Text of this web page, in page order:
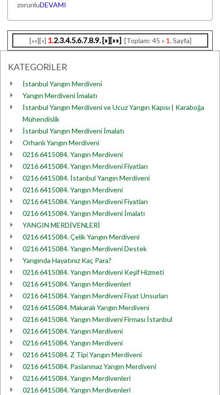
zorunluDEVAMI
[««][«] 1.2.3.4.5.6.7.8.9.[»][»»] [Toplam: 45 » 1.Sayfa]
KATEGORİLER
İstanbul Yangın Merdiveni
Yangın Merdiveni İmalatı
İstanbul Yangın Merdiveni ve Ucuz Yangın Kapısı | Karaboğa
Mühendislik
İstanbul Yangın Merdiveni İmalatı
Orhanlı Yangın Merdiveni
0216 6415084. Yangın Merdiveni
0216 6415084. Yangın Merdiveni Fiyatları
0216 6415084. İstanbul Yangın Merdiveni
0216 6415084. Yangın Merdiveni
0216 6415084. Yangın Merdiveni Fiyatları
0216 6415084. Yangın Merdiveni İmalatı
YANGIN MERDİVENLERİ
0216 6415084. Çelik Yangın Merdiveni
0216 6415084. Yangın Merdiveni Destek
Yangında Hayatınız Kaç Para?
0216 6415084. Yangın Merdiveni Keşif Hizmeti
0216 6415084. Yangın Merdivenleri
0216 6415084. Yangın Merdiveni Fiyat Unsurları
0216 6415084. Makaralı Yangın Merdiveni
0216 6415084. Yangın Merdiveni Firması İstanbul
0216 6415084. Yangın Merdiveni
0216 6415084. Yangın Merdiveni
0216 6415084. Z Tipi Yangın Merdiveni
0216 6415084. Paslanmaz Yangın Merdiveni
0216 6415084. Yangın Merdivenleri
0216 6415084. Yangın Merdivenleri